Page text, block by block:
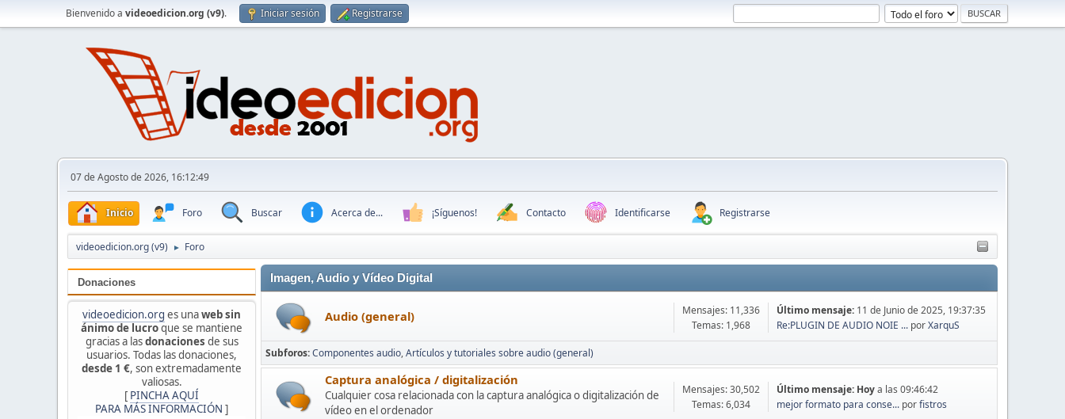
Bienvenido a videoedicion.org (v9). Iniciar sesión Registrarse
07 de Agosto de 2026, 16:12:49
Inicio Foro Buscar Acerca de... ¡Síguenos! Contacto Identificarse Registrarse
videoedicion.org (v9) ► Foro
Donaciones
videoedicion.org es unaweb sin
ánimo de lucroque se mantiene
gracias a lasdonaciones de sus
usuarios. Todas las donaciones,
desde 1 €, son extremadamente
valiosas.
[ PINCHA AQUÍ
PARA MÁS INFORMACIÓN ]
Imagen, Audio y Vídeo Digital
Audio (general)
Mensajes: 11,336
Temas: 1,968
Último mensaje: 11 de Junio de 2025, 19:37:35
Re:PLUGIN DE AUDIO NOIE ...porXarquS
Subforos Componentes audio Artículos y tutoriales sobre audio (general)
Captura analógica / digitalización
Cualquier cosa relacionada con la captura analógica o digitalización de
vídeo en el ordenador
Mensajes: 30,502
Temas: 6,034
Último mensaje: Hoya las 09:46:42
mejor formato para conse...porfistros